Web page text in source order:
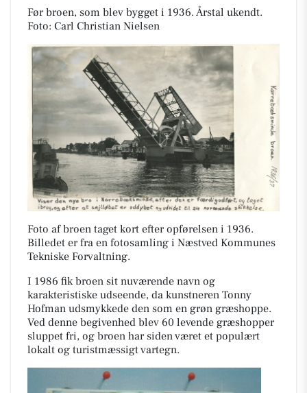
Før broen, som blev bygget i 1936. Årstal ukendt.
Foto: Carl Christian Nielsen
Foto af broen taget kort efter opførelsen i 1936.
Billedet er fra en fotosamling i Næstved Kommunes
Tekniske Forvaltning.
I 1986 fik broen sit nuværende navn og
karakteristiske udseende, da kunstneren Tonny
Hofman udsmykkede den som en grøn græshoppe.
Ved denne begivenhed blev 60 levende græshopper
sluppet fri, og broen har siden været et populært
lokalt og turistmæssigt vartegn.